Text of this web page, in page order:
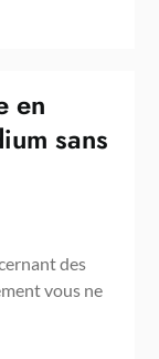
en
sans
des
vous ne